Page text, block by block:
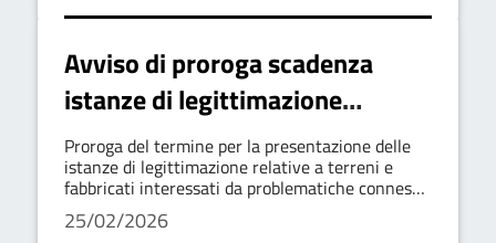
Avviso di proroga scadenza
istanze di legittimazione
relative a terreni e fabbricati al
30 giugno 2026
Proroga del termine per la presentazione delle
istanze di legittimazione relative a terreni e
fabbricati interessati da problematiche connesse
al demanio
25/02/2026